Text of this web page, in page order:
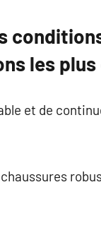
les
et de